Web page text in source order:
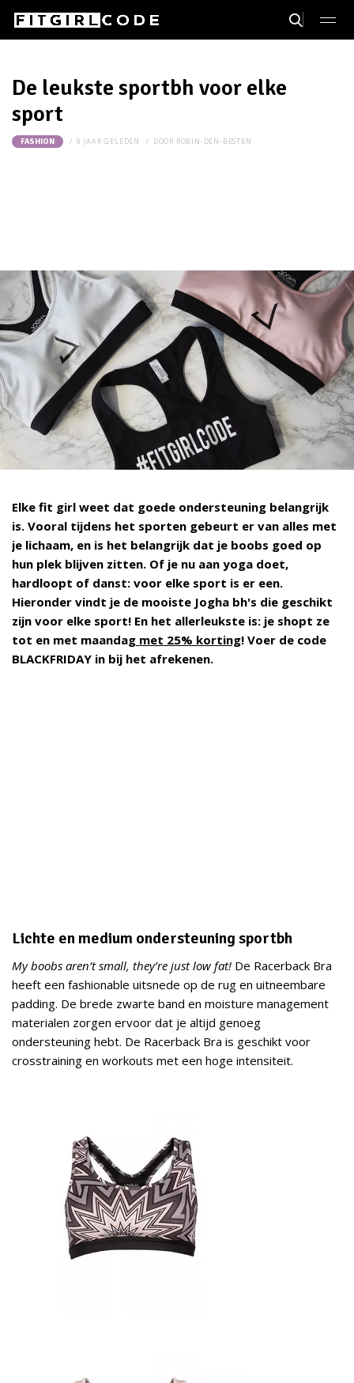
De leukste sportbh voor elke
sport
FASHION 9 JAAR GELEDEN DOOR ROBIN-DEN-BESTEN
Elke fit girl weet dat goede ondersteuning belangrijk
is. Vooral tijdens het sporten gebeurt er van alles met
je lichaam, en is het belangrijk dat je boobs goed op
hun plek blijven zitten. Of je nu aan yoga doet,
hardloopt of danst: voor elke sport is er een.
Hieronder vindt je de mooiste Jogha bh's die geschikt
zijn voor elke sport! En het allerleukste is: je shopt ze
tot en met maandag met 25% korting! Voer de code
BLACKFRIDAY in bij het afrekenen.
Lichte en medium ondersteuning sportbh
My boobs aren’t small, they’re just low fat! De Racerback Bra
heeft een fashionable uitsnede op de rug en uitneembare
padding. De brede zwarte band en moisture management
materialen zorgen ervoor dat je altijd genoeg
ondersteuning hebt. De Racerback Bra is geschikt voor
crosstraining en workouts met een hoge intensiteit.